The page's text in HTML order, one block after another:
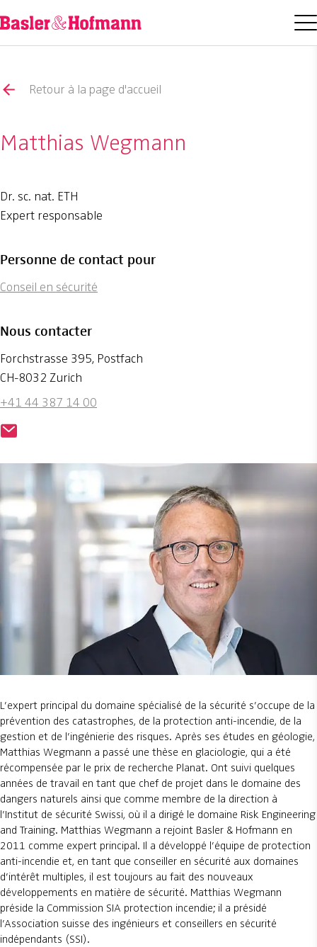
Retour à la page d'accueil
Matthias Wegmann
Dr. sc. nat. ETH
Expert responsable
Personne de contact pour
Conseil en sécurité
Nous contacter
Forchstrasse 395, Postfach
CH-8032 Zurich
+41 44 387 14 00
L’expert principal du domaine spécialisé de la sécurité s’occupe de la
prévention des catastrophes, de la protection anti-incendie, de la
gestion et de l’ingénierie des risques. Après ses études en géologie,
Matthias Wegmann a passé une thèse en glaciologie, qui a été
récompensée par le prix de recherche Planat. Ont suivi quelques
années de travail en tant que chef de projet dans le domaine des
dangers naturels ainsi que comme membre de la direction à
l’Institut de sécurité Swissi, où il a dirigé le domaine Risk Engineering
and Training. Matthias Wegmann a rejoint Basler & Hofmann en
2011 comme expert principal. Il a développé l’équipe de protection
anti-incendie et, en tant que conseiller en sécurité aux domaines
d’intérêt multiples, il est toujours au fait des nouveaux
développements en matière de sécurité. Matthias Wegmann
préside la Commission SIA protection incendie; il a présidé
l’Association suisse des ingénieurs et conseillers en sécurité
indépendants (SSI).